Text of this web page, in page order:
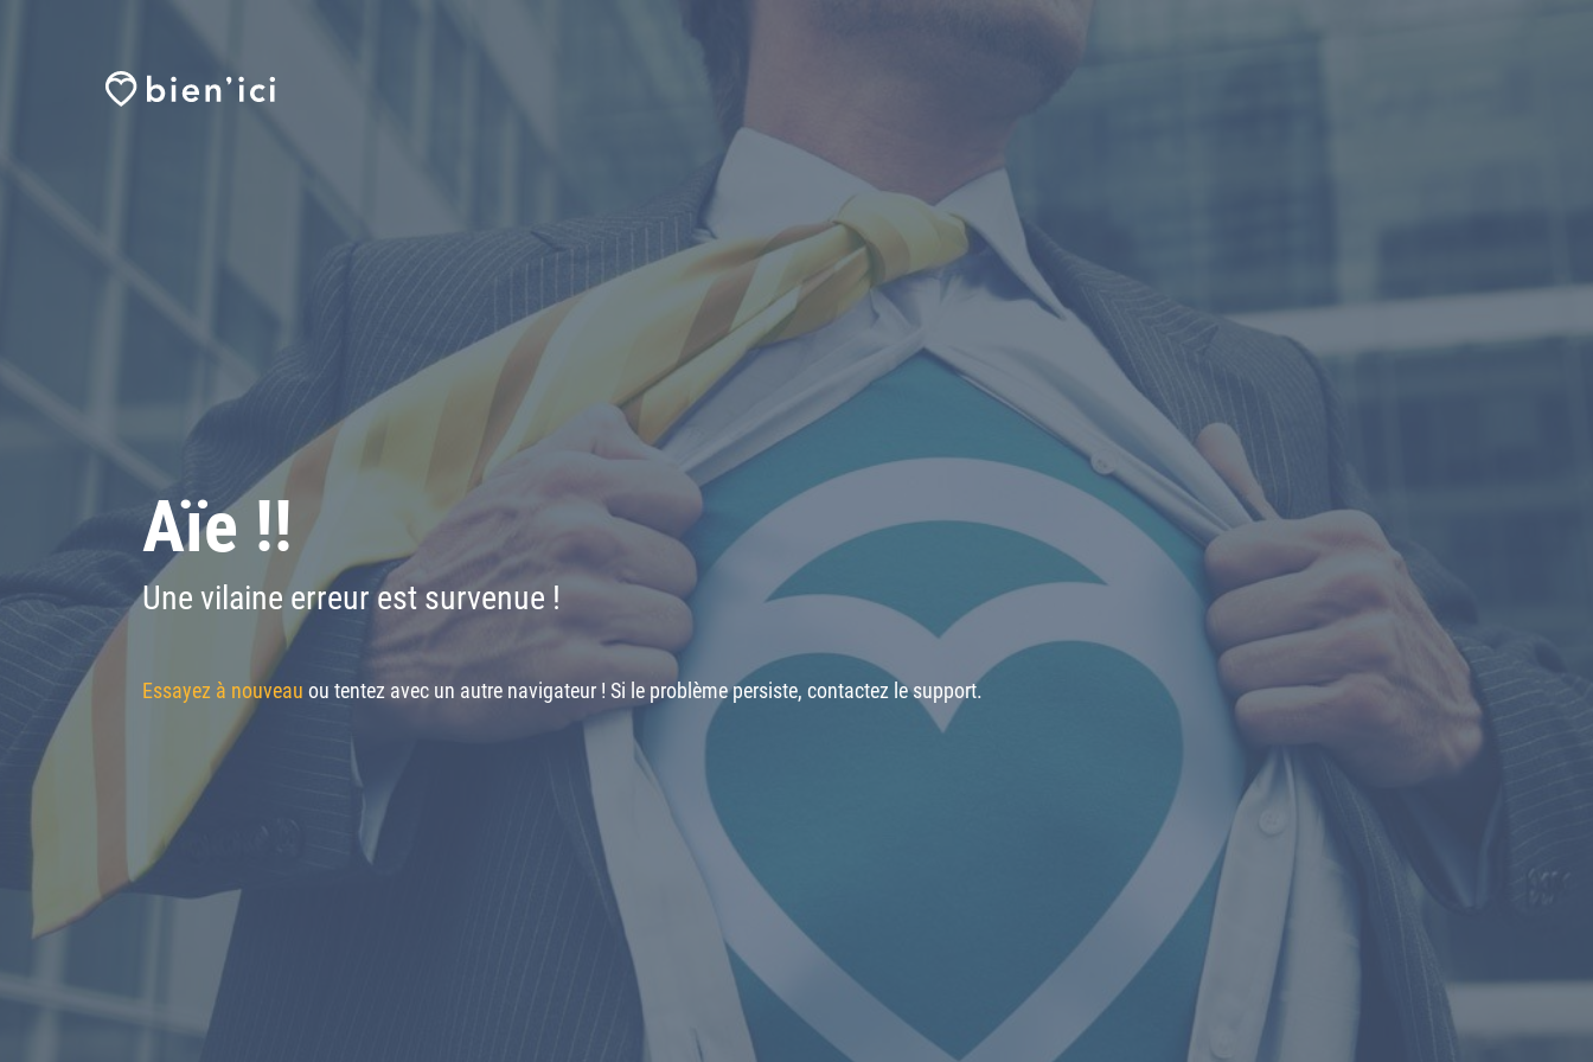
Aïe !!
Une vilaine erreur est survenue !
Essayez à nouveau ou tentez avec un autre navigateur ! Si le problème persiste, contactez le support.